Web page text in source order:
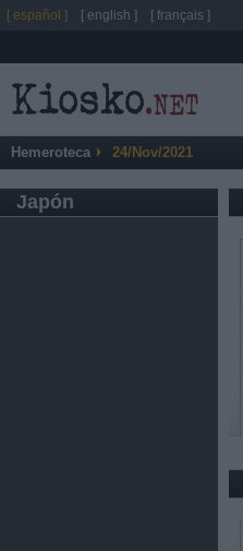
Hemeroteca 24/Nov/2021
Japón
[ español ] [ english ] [ français ]